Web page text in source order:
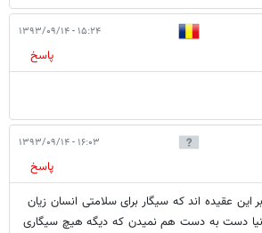
۱۵:۲۴ - ۱۳۹۳/۰۹/۱۴
پاسخ
۱۶:۰۳ - ۱۳۹۳/۰۹/۱۴
پاسخ
این عقیده اند که سیگار برای سلامتی انسان زیان
دست به دست هم نمیدن که دیگه هیچ سیگاری